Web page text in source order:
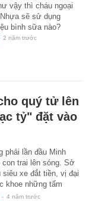
vậy thì cháu ngoại
sẽ sử dụng
bình sữa nào?
2 năm trước
quý tử lên
tỷ" đặt vào
phải lần đầu Minh
con trai lên sóng. Sở
siêu xe đắt tiền, vị đại
khoe những tấm
- 4 năm trước